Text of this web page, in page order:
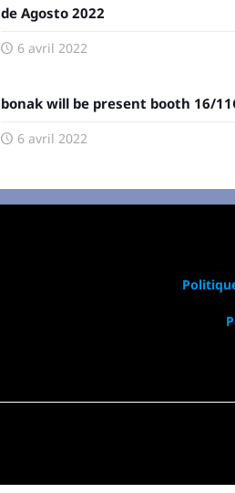
de Agosto 2022
6 avril 2022
bonak will be present booth 16/
6 avril 2022